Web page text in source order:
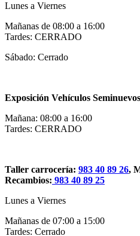
Lunes a Viernes
Mañanas de 08:00 a 16:00
Tardes: CERRADO
Sábado: Cerrado
Exposición Vehículos
Mañana: 08:00 a 16:00
Tardes: CERRADO
Taller carrocería: 983 40 89 26,
Recambios: 983 40 89 25
Lunes a Viernes
Mañanas de 07:00 a 15:00
Tardes: Cerrado